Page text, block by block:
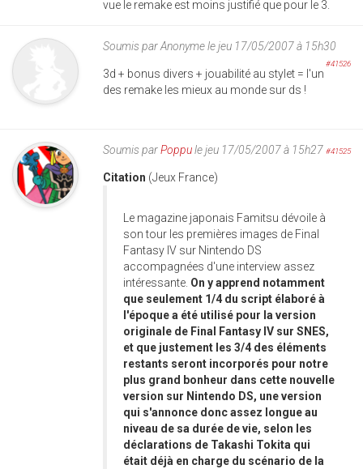
vue le remake est moins justifié que pour le 3.
Soumis parAnonymele jeu 17/05/2007 à 15h30
#41526
3d + bonus divers + jouabilité au stylet = l'un
des remake les mieux au monde sur ds !
Soumis parPoppule jeu 17/05/2007 à 15h27 #41525
Citation (Jeux France)
Le magazine japonais Famitsu dévoile à
son tour les premières images de Final
Fantasy IV sur Nintendo DS
accompagnées d'une interview assez
intéressante. On y apprend notamment
que seulement 1/4 du script élaboré à
l'époque a été utilisé pour la version
originale de Final Fantasy IV sur SNES,
et que justement les 3/4 des éléments
restants seront incorporés pour notre
plus grand bonheur dans cette nouvelle
version sur Nintendo DS, une version
qui s'annonce donc assez longue au
niveau de sa durée de vie, selon les
déclarations de Takashi Tokita qui
était déjà en charge du scénario de la